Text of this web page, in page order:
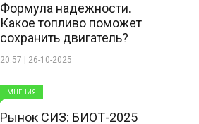
Формула надежности.
Какое топливо поможет
сохранить двигатель?
20:57 | 26-10-2025
МНЕНИЯ
Рынок СИЗ: БИОТ-2025